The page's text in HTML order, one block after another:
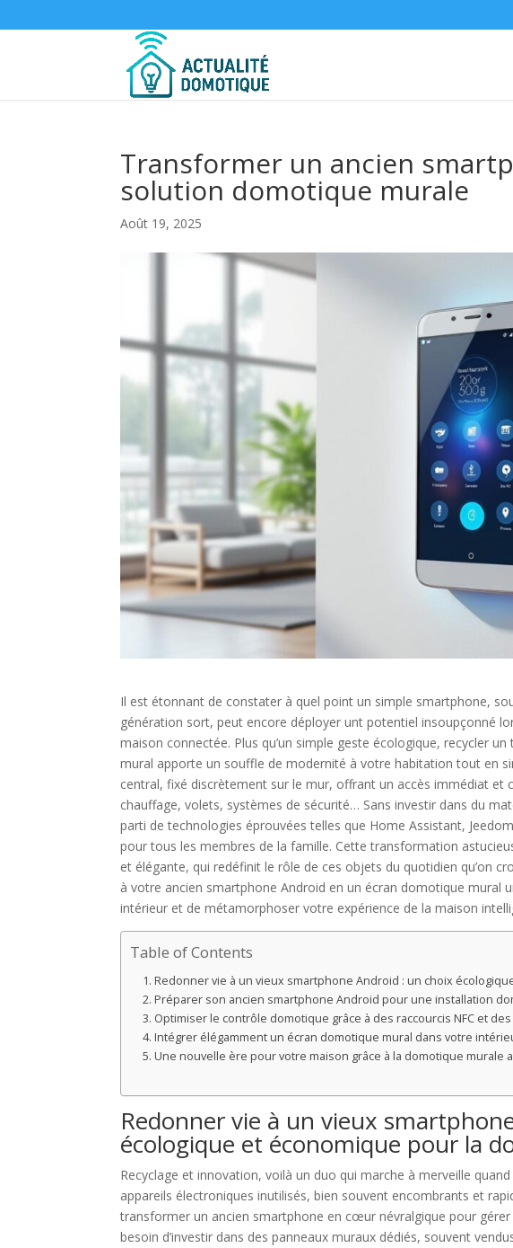
Transformer un ancien
solution domotique murale
Août 19, 2025
Il est étonnant de constater à quel point un simple smartphone,
génération sort, peut encore déployer unt potentiel insoupçonné
maison connectée. Plus qu’un simple geste écologique, recycler
mural apporte un souffle de modernité à votre habitation tout en
central, fixé discrètement sur le mur, offrant un accès immédiat
chauffage, volets, systèmes de sécurité… Sans investir dans du
parti de technologies éprouvées telles que Home Assistant,
pour tous les membres de la famille. Cette transformation
et élégante, qui redéfinit le rôle de ces objets du quotidien qu’on
à votre ancien smartphone Android en un écran domotique mural
intérieur et de métamorphoser votre expérience de la maison
Table of Contents
Redonner vie à un vieux smartphone Android : un choix
Préparer son ancien smartphone Android pour une installation
Optimiser le contrôle domotique grâce à des raccourcis NFC et
Intégrer élégamment un écran domotique mural dans votre
Une nouvelle ère pour votre maison grâce à la domotique murale
Redonner vie à un vieux
écologique et économique pour la
Recyclage et innovation, voilà un duo qui marche à merveille quand
appareils électroniques inutilisés, bien souvent encombrants et
transformer un ancien smartphone en cœur névralgique pour gérer
besoin d’investir dans des panneaux muraux dédiés, souvent